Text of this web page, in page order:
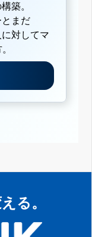
築。
まだ
対してマ
る。